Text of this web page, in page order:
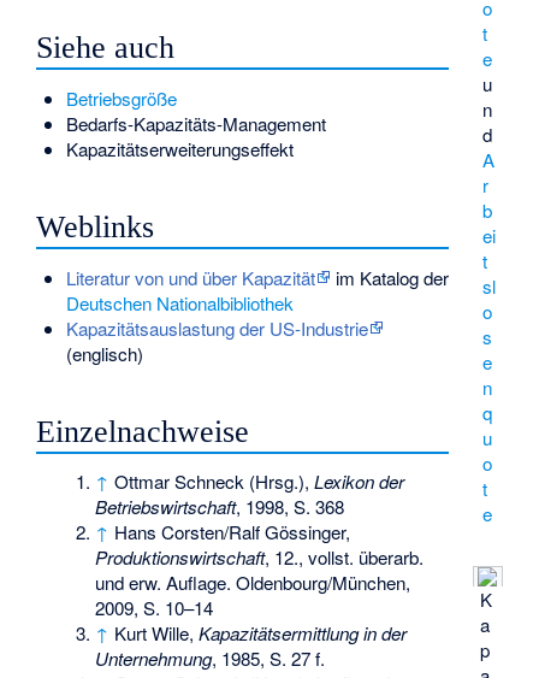
o
t
e
u
n
d
A
r
b
ei
t
sl
o
s
e
n
q
u
o
t
e
K
a
p
Siehe auch
Betriebsgröße
Bedarfs-Kapazitäts-Management
Kapazitätserweiterungseffekt
Weblinks
Literatur von und über Kapazität
im Katalog der
Deutschen Nationalbibliothek
Kapazitätsauslastung der US-Industrie
(englisch)
Einzelnachweise
↑ Ottmar Schneck (Hrsg.),Lexikon der
Betriebswirtschaft, 1998, S. 368
↑ Hans Corsten/Ralf Gössinger,
Produktionswirtschaft, 12., vollst. überarb.
und erw. Auflage. Oldenbourg/München,
2009, S. 10–14
↑ Kurt Wille,Kapazitätsermittlung in der
Unternehmung, 1985, S. 27 f.